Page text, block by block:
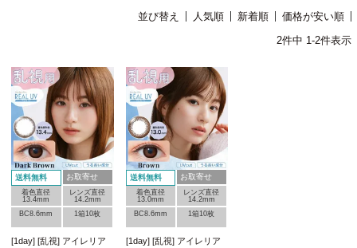
並び替え 人気順 新着順
価格が安い順
2件中 1-2件表示
送料無料 お取寄せ
着色直径
13.4mm
レンズ直径
14.2mm
BC8.6mm
1箱10枚
[1day] [乱視] アイレリア
送料無料 お取寄せ
着色直径
13.0mm
レンズ直径
14.2mm
BC8.6mm
1箱10枚
[1day] [乱視] アイレリア